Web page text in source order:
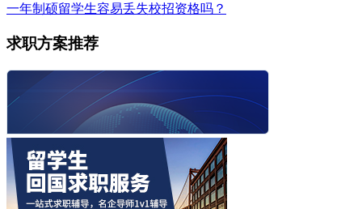
一年制硕留学生容易丢失校招资格吗？
求职方案推荐